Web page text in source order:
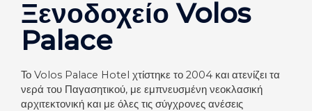
Ξενοδοχείο Volos
Palace
Το Volos Palace Hotel χτίστηκε το 2004 και ατενίζει τα
νερά του Παγασητικού, με εμπνευσμένη νεοκλασική
αρχιτεκτονική και με όλες τις σύγχρονες ανέσεις